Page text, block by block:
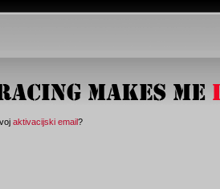
aktivacijski email?